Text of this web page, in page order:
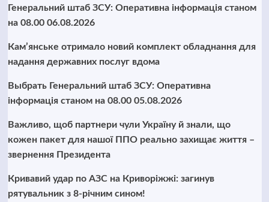
Генеральний штаб ЗСУ: Оперативна інформація станом
на 08.00 06.08.2026
Кам’янське отримало новий комплект обладнання для
надання державних послуг вдома
Выбрать Генеральний штаб ЗСУ: Оперативна
інформація станом на 08.00 05.08.2026
Важливо, щоб партнери чули Україну й знали, що
кожен пакет для нашої ППО реально захищає життя –
звернення Президента
Кривавий удар по АЗС на Криворіжжі: загинув
рятувальник з 8-річним сином!